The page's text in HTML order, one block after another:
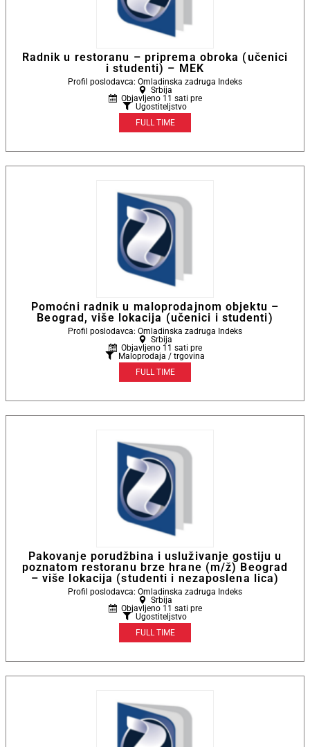
Radnik u restoranu – priprema obroka (učenici
i studenti) – MEK
Profil poslodavca: Omladinska zadruga Indeks
Srbija
Objavljeno 11 sati pre
Ugostiteljstvo
FULL TIME
Pomoćni radnik u maloprodajnom objektu –
Beograd, više lokacija (učenici i studenti)
Profil poslodavca: Omladinska zadruga Indeks
Srbija
Objavljeno 11 sati pre
Maloprodaja / trgovina
FULL TIME
Pakovanje porudžbina i usluživanje gostiju u
poznatom restoranu brze hrane (m/ž) Beograd
– više lokacija (studenti i nezaposlena lica)
Profil poslodavca: Omladinska zadruga Indeks
Srbija
Objavljeno 11 sati pre
Ugostiteljstvo
FULL TIME